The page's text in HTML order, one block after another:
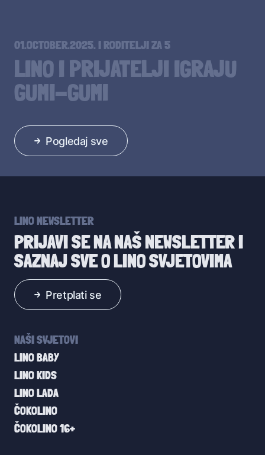
Pogledaj sve
01.OCTOBER.2025. I RODITELJI ZA 5
LINO I PRIJATELJI IGRAJU
GUMI-GUMI
LINO NEWSLETTER
PRIJAVI SE NA NAŠ NEWSLETTER I
SAZNAJ SVE O LINO SVJETOVIMA
Pretplati se
NAŠI SVJETOVI
LINO BABY
LINO KIDS
LINO LADA
ČOKOLINO
ČOKOLINO 16+